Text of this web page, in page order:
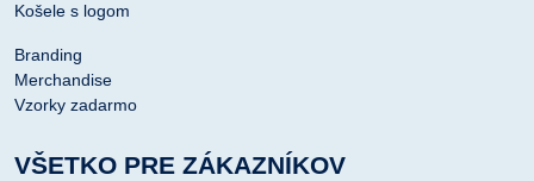
Košele s logom
Branding
Merchandise
Vzorky zadarmo
VŠETKO PRE ZÁKAZNÍKOV